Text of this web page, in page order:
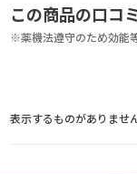
この商品の口コミ
※薬機法遵守のため効能
表示するものがありませ